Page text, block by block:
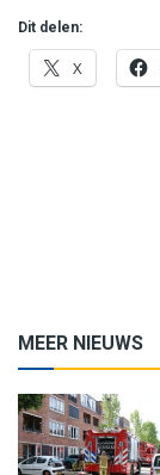
Dit delen:
X
MEER NIEUWS